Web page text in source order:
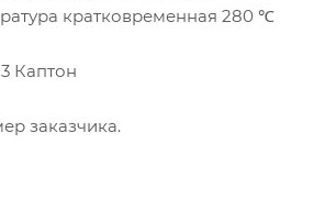
кратковременная 280 ℃
Каптон
заказчика.